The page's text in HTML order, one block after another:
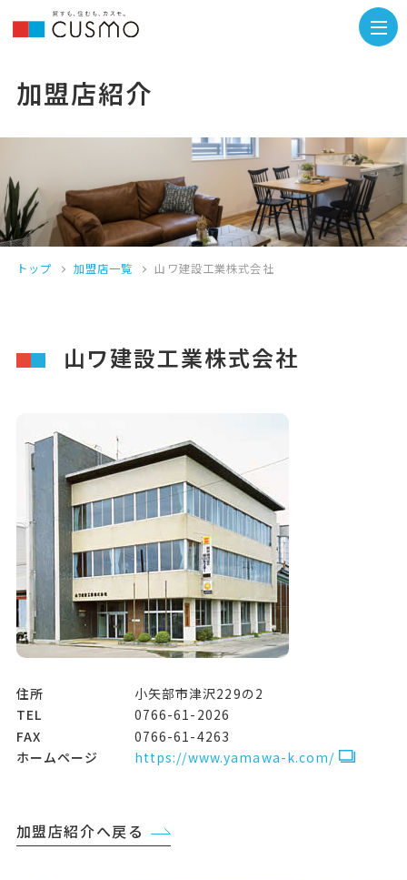
加盟店紹介
トップ 加盟店一覧 山ワ建設工業株式会社
山ワ建設工業株式会社
住所
小矢部市津沢229の2
TEL
0766-61-2026
FAX
0766-61-4263
ホームページ
https://www.yamawa-k.com/
加盟店紹介へ戻る